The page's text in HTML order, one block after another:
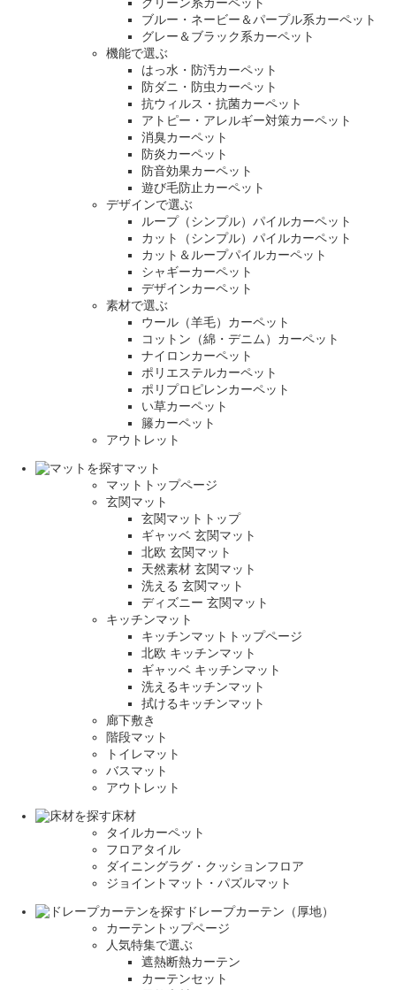
グリーン系カーペット
ブルー・ネービー＆パープル系カーペット
グレー＆ブラック系カーペット
機能で選ぶ
はっ水・防汚カーペット
防ダニ・防虫カーペット
抗ウィルス・抗菌カーペット
アトピー・アレルギー対策カーペット
消臭カーペット
防炎カーペット
防音効果カーペット
遊び毛防止カーペット
デザインで選ぶ
ループ（シンプル）パイルカーペット
カット（シンプル）パイルカーペット
カット＆ループパイルカーペット
シャギーカーペット
デザインカーペット
素材で選ぶ
ウール（羊毛）カーペット
コットン（綿・デニム）カーペット
ナイロンカーペット
ポリエステルカーペット
ポリプロピレンカーペット
い草カーペット
籐カーペット
アウトレット
マット
マットトップページ
玄関マット
玄関マットトップ
ギャッベ 玄関マット
北欧 玄関マット
天然素材 玄関マット
洗える 玄関マット
ディズニー 玄関マット
キッチンマット
キッチンマットトップページ
北欧 キッチンマット
ギャッベ キッチンマット
洗えるキッチンマット
拭けるキッチンマット
廊下敷き
階段マット
トイレマット
バスマット
アウトレット
床材
タイルカーペット
フロアタイル
ダイニングラグ・クッションフロア
ジョイントマット・パズルマット
ドレープカーテン（厚地）
カーテントップページ
人気特集で選ぶ
遮熱断熱カーテン
カーテンセット